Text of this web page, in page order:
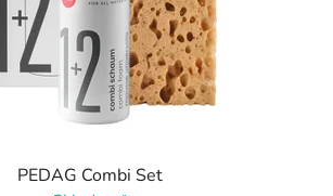
PEDAG Combi Set